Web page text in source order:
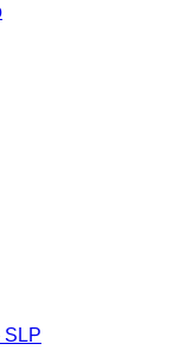
SLP